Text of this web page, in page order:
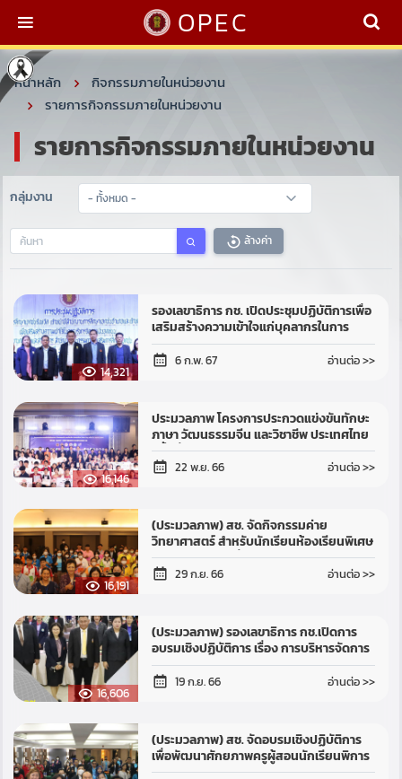
OPEC
หน้าหลัก
กิจกรรมภายในหน่วยงาน
รายการกิจกรรมภายในหน่วยงาน
รายการกิจกรรมภายในหน่วยงาน
กลุ่มงาน
ล้างค่า
14,321
รองเลขาธิการ กช. เปิดประชุมปฏิบัติการเพื่อ
เสริมสร้างความเข้าใจแก่บุคลากรในการ
บริหารจัดการเงินอุดหนุน
6 ก.พ. 67 อ่านต่อ >>
16,146
ประมวลภาพ โครงการประกวดแข่งขันทักษะ
ภาษา วัฒนธรรมจีน และวิชาชีพ ประเทศไทย
ครั้งที่ 5 ประจำปี 2566 (2023 Jinbu Cup)
22 พ.ย. 66 อ่านต่อ >>
16,191
(ประมวลภาพ) สช. จัดกิจกรรมค่าย
วิทยาศาสตร์ สำหรับนักเรียนห้องเรียนพิเศษ
วิทยาศาสตร์ รุ่นที่ 2 ระดับมัธยมศึกษาตอน
ต้น (2nd OPEC-IPST Science Enr...
29 ก.ย. 66 อ่านต่อ >>
16,606
(ประมวลภาพ) รองเลขาธิการ กช.เปิดการ
อบรมเชิงปฏิบัติการ เรื่อง การบริหารจัดการ
หลักสูตรสถานศึกษา การวัดและประเมินผล
และการจัดทำเอกสารหลักฐานการ...
19 ก.ย. 66 อ่านต่อ >>
(ประมวลภาพ) สช. จัดอบรมเชิงปฏิบัติการ
เพื่อพัฒนาศักยภาพครูผู้สอนนักเรียนพิการ
ในโรงเรียนการศึกษาพิเศษ